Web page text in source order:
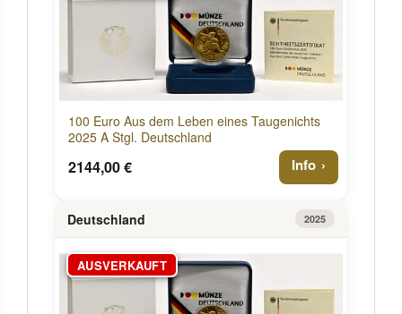
100 Euro Aus dem Leben eines Taugenichts
2025 A Stgl. Deutschland
2144,00 € Info
Deutschland 2025
AUSVERKAUFT